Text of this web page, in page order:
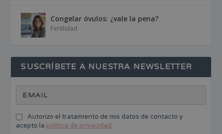
Congelar óvulos: ¿vale la pena?
Fertilidad
SUSCRÍBETE A NUESTRA NEWSLETTER
Autorizo el tratamiento de mis datos de contacto y
acepto la política de privacidad.